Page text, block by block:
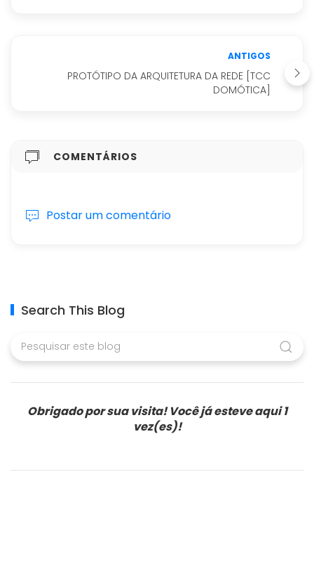
ANTIGOS
PROTÓTIPO DA ARQUITETURA DA REDE [TCC
DOMÓTICA]
COMENTÁRIOS
Postar um comentário
Search This Blog
Obrigado por sua visita! Você já esteve aqui1
vez(es)!